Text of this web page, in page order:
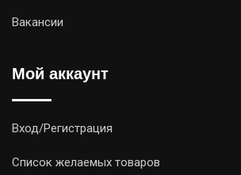
Вакансии
Мой аккаунт
Вход/Регистрация
Список желаемых товаров